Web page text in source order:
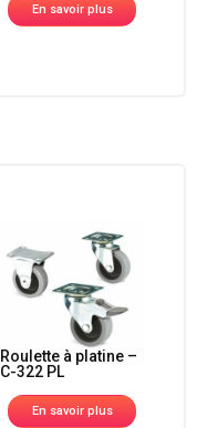
En savoir plus
Roulette à platine –
C-322 PL
En savoir plus